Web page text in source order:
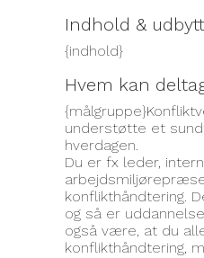
Indhold &
{indhold}
Hvem kan
understøtte et
hverdagen.
Du er fx leder,
konflikthåndtering.
og så er
også være, at du
konflikthåndtering,